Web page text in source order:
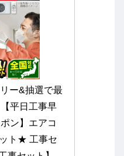
ー&抽選で最
平日工事早
ン】エアコ
ト★ 工事セ